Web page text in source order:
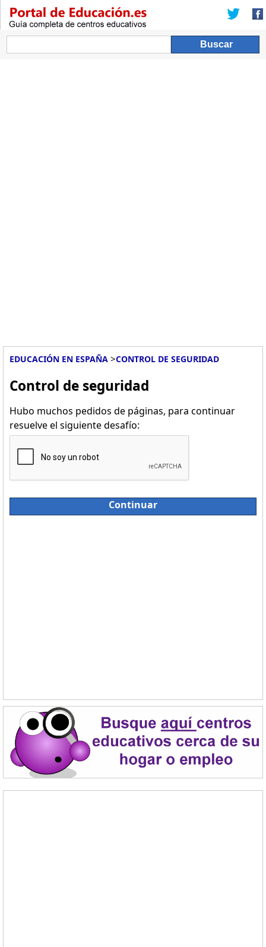
EDUCACIÓN EN ESPAÑA >CONTROL DE SEGURIDAD
Control de seguridad
Hubo muchos pedidos de páginas, para continuar
resuelve el siguiente desafío:
Continuar